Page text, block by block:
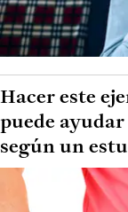
Hacer este
puede
según un